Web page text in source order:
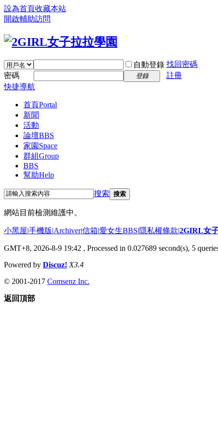
設為首頁收藏本站
開啟輔助訪問
自動登錄 找回密碼
密碼
登錄
註冊
快捷導航
首頁Portal
新聞
活動
論壇BBS
家園 Space
群組Group
BBS
幫助Help
搜索 搜索
網站目前檢測維護中。
小黑屋|手機版|Archiver|信箱|愛女生BBS|隱私權條款|2GIRL女
GMT+8, 2026-8-9 19:42 , Processed in 0.027689 second(s), 5
Powered by Discuz! X3.4
© 2001-2017 Comsenz Inc.
返回頂部